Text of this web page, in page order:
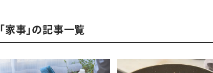
「家事」の記事一覧